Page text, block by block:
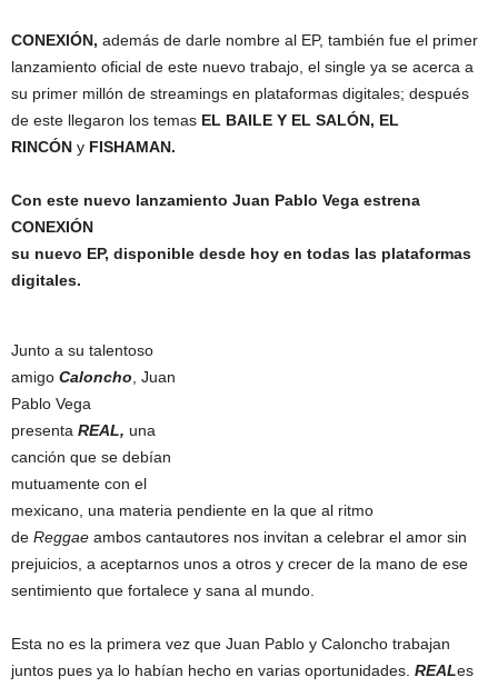
CONEXIÓN, además de darle nombre al EP, también fue el primer
lanzamiento oficial de este nuevo trabajo, el single ya se acerca a
su primer millón de streamings en plataformas digitales; después
de este llegaron los temas EL BAILE Y EL SALÓN, EL
RINCÓN y FISHAMAN.
Con este nuevo lanzamiento Juan Pablo Vega estrena
CONEXIÓN
su nuevo EP, disponible desde hoy en todas las plataformas
digitales.
Junto a su talentoso
amigo Caloncho , Juan
Pablo Vega
presenta REAL, una
canción que se debían
mutuamente con el
mexicano, una materia pendiente en la que al ritmo
de Reggae ambos cantautores nos invitan a celebrar el amor sin
prejuicios, a aceptarnos unos a otros y crecer de la mano de ese
sentimiento que fortalece y sana al mundo.
Esta no es la primera vez que Juan Pablo y Caloncho trabajan
juntos pues ya lo habían hecho en varias oportunidades. REALes